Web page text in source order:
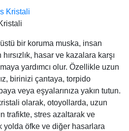
bir koruma muska, insan
hasar ve kazalara karşı
yardımcı olur. Özellikle uzun
birinizi çantaya, torpido
veya eşyalarınıza yakın tutun.
olarak, otoyollarda, uzun
trafikte, stres azaltarak ve
yolda öfke ve diğer hasarlara